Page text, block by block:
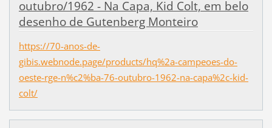
outubro/1962 - Na Capa, Kid Colt, em belo
desenho de Gutenberg Monteiro
https://70-anos-de-
gibis.webnode.page/products/hq%2a-campeoes-do-
oeste-rge-n%c2%ba-76-outubro-1962-na-capa%2c-kid-
colt/